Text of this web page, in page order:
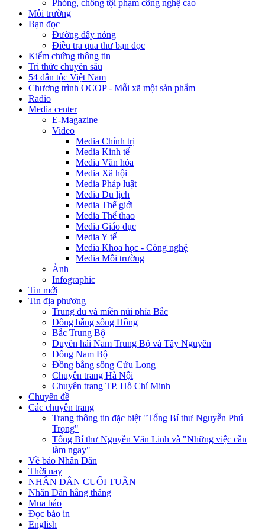
Phòng, chống tội phạm công nghệ cao
Môi trường
Bạn đọc
Đường dây nóng
Điều tra qua thư bạn đọc
Kiểm chứng thông tin
Tri thức chuyên sâu
54 dân tộc Việt Nam
Chương trình OCOP - Mỗi xã một sản phẩm
Radio
Media center
E-Magazine
Video
Media Chính trị
Media Kinh tế
Media Văn hóa
Media Xã hội
Media Pháp luật
Media Du lịch
Media Thế giới
Media Thể thao
Media Giáo dục
Media Y tế
Media Khoa học - Công nghệ
Media Môi trường
Ảnh
Infographic
Tin mới
Tin địa phương
Trung du và miền núi phía Bắc
Đồng bằng sông Hồng
Bắc Trung Bộ
Duyên hải Nam Trung Bộ và Tây Nguyên
Đông Nam Bộ
Đồng bằng sông Cửu Long
Chuyên trang Hà Nội
Chuyên trang TP. Hồ Chí Minh
Chuyên đề
Các chuyên trang
Trang thông tin đặc biệt "Tổng Bí thư Nguyễn Phú
Trọng"
Tổng Bí thư Nguyễn Văn Linh và "Những việc cần
làm ngay"
Về báo Nhân Dân
Thời nay
NHÂN DÂN CUỐI TUẦN
Nhân Dân hằng tháng
Mua báo
Đọc báo in
English